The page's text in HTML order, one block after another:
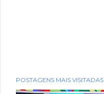
POSTAGENS MAIS VISITADAS